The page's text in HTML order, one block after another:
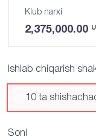
Klub narxi
2,375,000.00
Ishlab chiqarish
10 ta
Soni